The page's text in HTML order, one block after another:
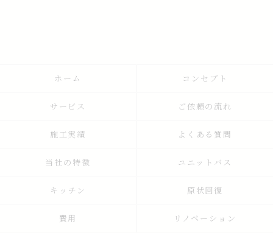
ホーム コンセプト
サービス ご依頼の流れ
施工実績 よくある質問
当社の特徴 ユニットバス
キッチン 原状回復
費用 リノベーション